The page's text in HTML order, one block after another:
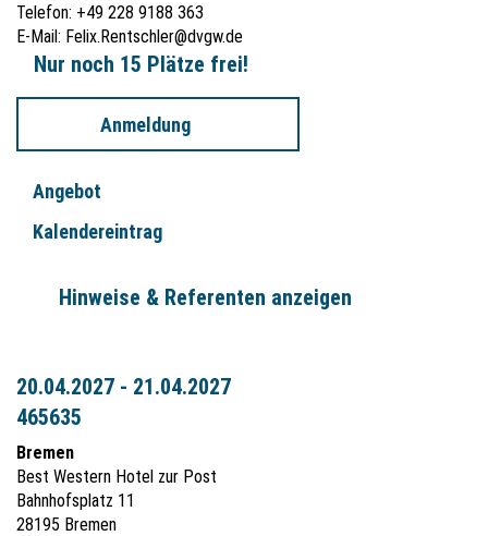
Telefon: +49 228 9188 363
E-Mail: Felix.Rentschler@dvgw.de
Nur noch 15 Plätze frei!
Anmeldung
Angebot
Kalendereintrag
Hinweise & Referenten anzeigen
20.04.2027 - 21.04.2027
465635
Bremen
Best Western Hotel zur Post
Bahnhofsplatz 11
28195 Bremen